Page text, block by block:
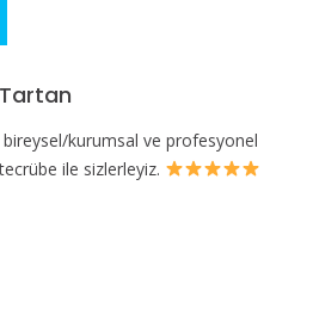
kurumsal ve profesyonel
tecrübe ile sizlerleyiz.